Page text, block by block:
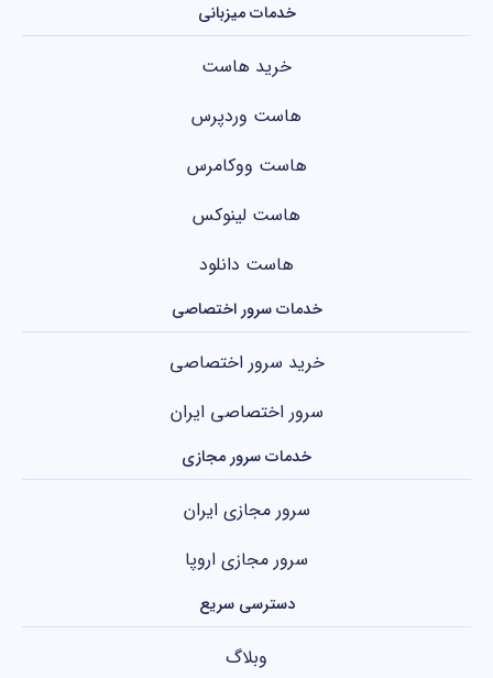
خدمات میزبانی
خرید هاست
هاست وردپرس
هاست ووکامرس
هاست لینوکس
هاست دانلود
خدمات سرور اختصاصی
خرید سرور اختصاصی
سرور اختصاصی ایران
خدمات سرور مجازی
سرور مجازی ایران
سرور مجازی اروپا
دسترسی سریع
وبلاگ